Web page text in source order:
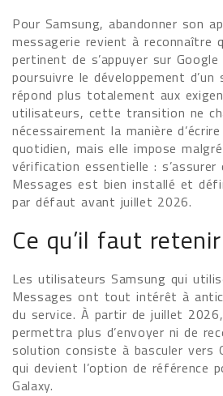
Pour Samsung, abandonner son
messagerie revient à reconnaître
pertinent de s’appuyer sur
poursuivre le développement d’un
répond plus totalement aux
utilisateurs, cette transition ne
nécessairement la manière
quotidien, mais elle impose
vérification essentielle : s’assurer
Messages est bien installé et
par défaut avant juillet 2026.
Ce qu’il faut retenir
Les utilisateurs Samsung qui
Messages ont tout intérêt à
du service. À partir de juillet
permettra plus d’envoyer ni de
solution consiste à basculer vers
qui devient l’option de référence
Galaxy.